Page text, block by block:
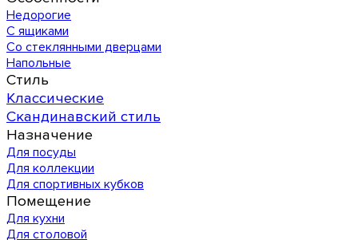
Недорогие
С ящиками
Со стеклянными дверцами
Напольные
Стиль
Классические
Скандинавский стиль
Назначение
Для посуды
Для коллекции
Для спортивных кубков
Помещение
Для кухни
Для столовой